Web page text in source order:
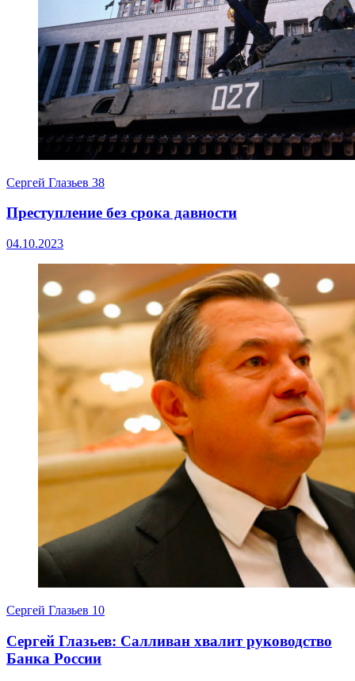
Сергей Глазьев 38
Преступление без срока давности
04.10.2023
Сергей Глазьев 10
Сергей Глазьев: Салливан хвалит руководство
Банка России